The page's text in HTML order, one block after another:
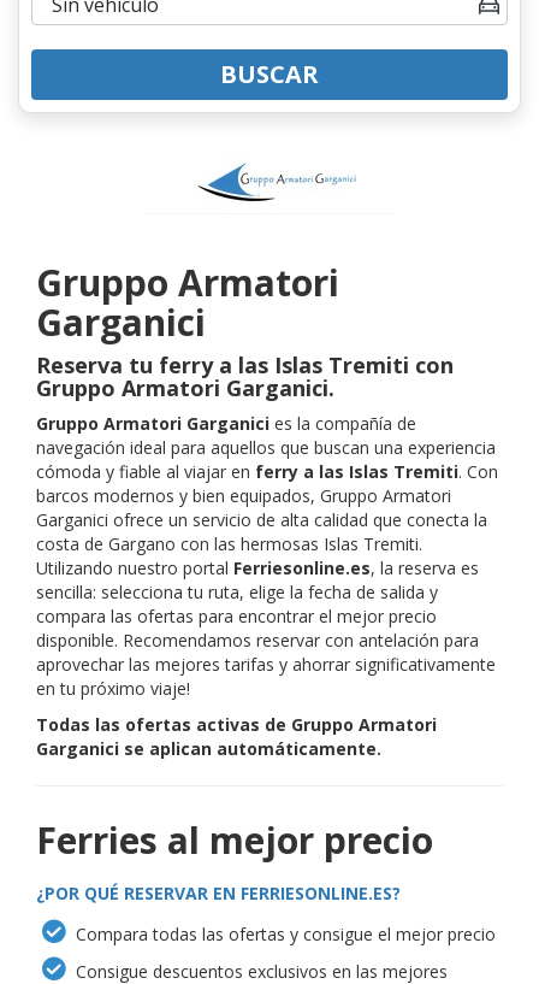
BUSCAR
Gruppo Armatori
Garganici
Reserva tu ferry a las Islas Tremiti con
Gruppo Armatori Garganici.
Gruppo Armatori Garganici es la compañía de
navegación ideal para aquellos que buscan una experiencia
cómoda y fiable al viajar en ferry a las Islas Tremiti. Con
barcos modernos y bien equipados, Gruppo Armatori
Garganici ofrece un servicio de alta calidad que conecta la
costa de Gargano con las hermosas Islas Tremiti.
Utilizando nuestro portal Ferriesonline.es, la reserva es
sencilla: selecciona tu ruta, elige la fecha de salida y
compara las ofertas para encontrar el mejor precio
disponible. Recomendamos reservar con antelación para
aprovechar las mejores tarifas y ahorrar significativamente
en tu próximo viaje!
Todas las ofertas activas de Gruppo Armatori
Garganici se aplican automáticamente.
Ferries al mejor precio
¿POR QUÉ RESERVAR EN FERRIESONLINE.ES?
Compara todas las ofertas y consigue el mejor precio
Consigue descuentos exclusivos en las mejores